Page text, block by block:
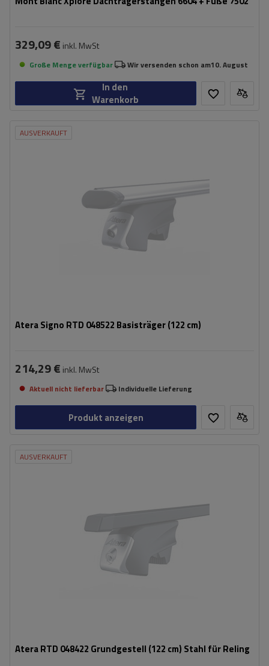
329,09 € inkl. MwSt
Große Menge verfügbar Wir versenden schon am10. August
In den
Warenkorb
AUSVERKAUFT
Atera Signo RTD 048522 Basisträger (122 cm)
214,29 € inkl. MwSt
Aktuell nicht lieferbar Individuelle Lieferung
Produkt anzeigen
AUSVERKAUFT
Atera RTD 048422 Grundgestell (122 cm) Stahl für Reling